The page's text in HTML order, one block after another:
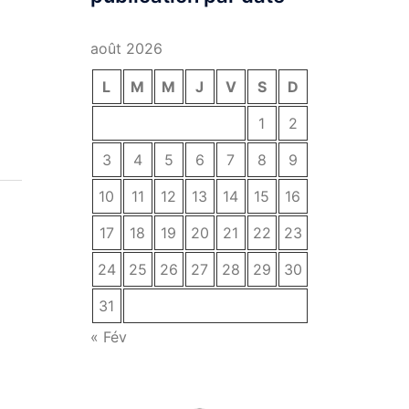
août 2026
L M M J V S
D
1
2
3
4 5 6 7 8
9
10
11 12 13 14 15
16
17
18 19 20 21 22
23
24
25 26 27 28 29
30
31
« Fév